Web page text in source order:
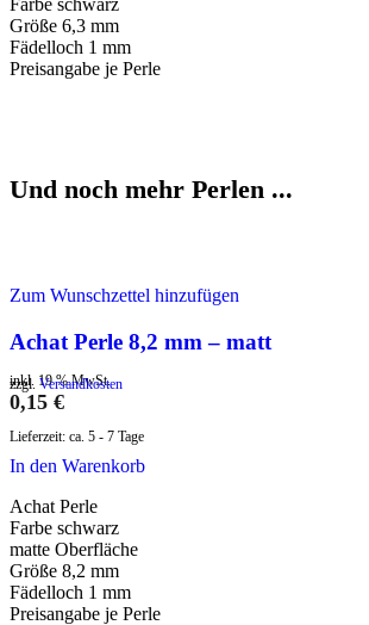
Größe 6,3 mm
Fädelloch 1 mm
Preisangabe je Perle
Und noch mehr Perlen ...
Zum Wunschzettel hinzufügen
Achat Perle 8,2 mm – matt
inkl. 19 % MwSt.
zzgl. Versandkosten
0,15 €
Lieferzeit: ca. 5 - 7 Tage
In den Warenkorb
Achat Perle
Farbe schwarz
matte Oberfläche
Größe 8,2 mm
Fädelloch 1 mm
Preisangabe je Perle